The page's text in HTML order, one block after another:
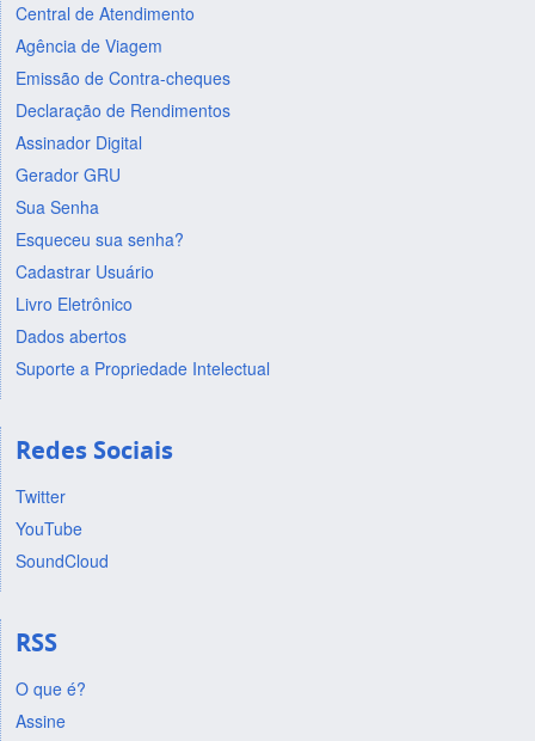
Central de Atendimento
Agência de Viagem
Emissão de Contra-cheques
Declaração de Rendimentos
Assinador Digital
Gerador GRU
Sua Senha
Esqueceu sua senha?
Cadastrar Usuário
Livro Eletrônico
Dados abertos
Suporte a Propriedade Intelectual
Redes Sociais
Twitter
YouTube
SoundCloud
RSS
O que é?
Assine